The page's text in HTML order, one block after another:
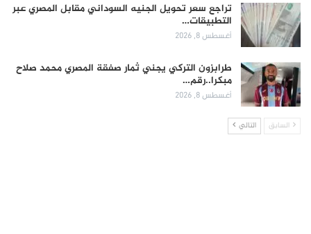
تراجع سعر تحويل الجنيه السوداني مقابل المصري عبر
التطبيقات…
أغسطس 8, 2026
طرابزون التركي يجني ثمار صفقة المصري محمد صلاح
مبكرا..رقم…
أغسطس 8, 2026
السابق التالي